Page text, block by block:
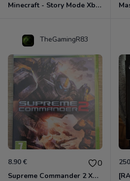
Minecraft - Story Mode Xbox 360
TheGamingR83
8.90 € 0
Supreme Commander 2 Xbox 360